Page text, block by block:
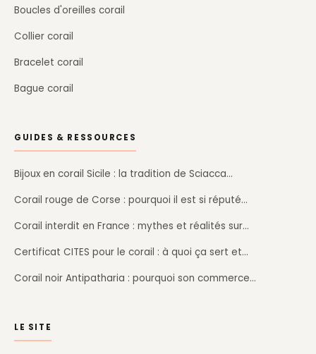
Boucles d'oreilles corail
Collier corail
Bracelet corail
Bague corail
GUIDES & RESSOURCES
Bijoux en corail Sicile : la tradition de Sciacca…
Corail rouge de Corse : pourquoi il est si réputé…
Corail interdit en France : mythes et réalités sur…
Certificat CITES pour le corail : à quoi ça sert et…
Corail noir Antipatharia : pourquoi son commerce…
LE SITE